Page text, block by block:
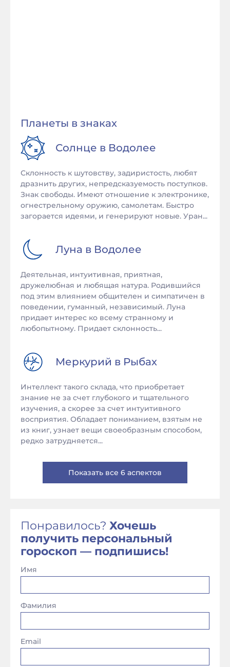
Планеты в знаках
Солнце в Водолее
Склонность к шутовству, задиристость, любят
дразнить других, непредсказуемость поступков.
Знак свободы. Имеют отношение к электронике,
огнестрельному оружию, самолетам. Быстро
загорается идеями, и генерируют новые. Уран...
Луна в Водолее
Деятельная, интуитивная, приятная,
дружелюбная и любящая натура. Родившийся
под этим влиянием общителен и симпатичен в
поведении, гуманный, независимый. Луна
придает интерес ко всему странному и
любопытному. Придает склонность...
Меркурий в Рыбах
Интеллект такого склада, что приобретает
знание не за счет глубокого и тщательного
изучения, а скорее за счет интуитивного
восприятия. Обладает пониманием, взятым не
из книг, узнает вещи своеобразным способом,
редко затрудняется...
Показать все 6 аспектов
Понравилось? Хочешь
получить персональный
гороскоп — подпишись!
Имя
Фамилия
Email